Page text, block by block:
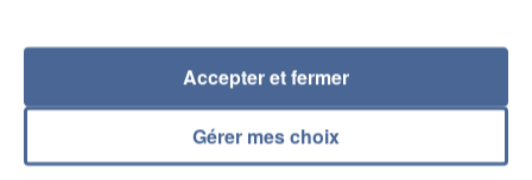
LES DONNÉES DE 300 000 CLIENTS DÉROBÉES À
Gérer mes choix
Accepter et fermer